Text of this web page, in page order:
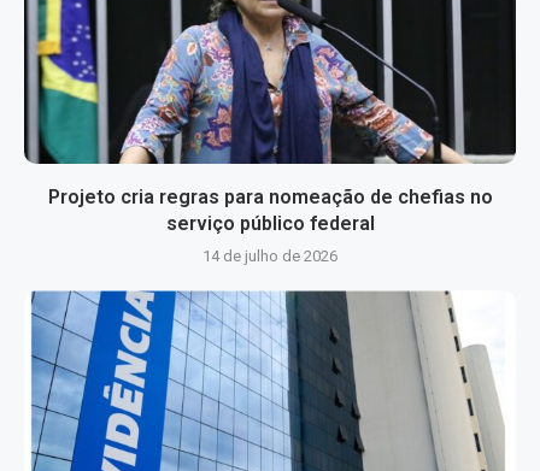
Projeto cria regras para nomeação de chefias no
serviço público federal
14 de julho de 2026